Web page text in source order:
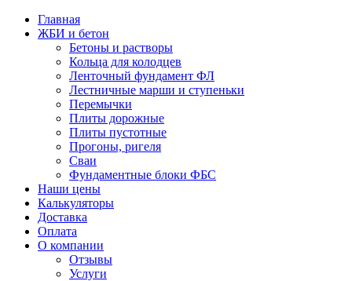
Главная
ЖБИ и бетон
Бетоны и растворы
Кольца для колодцев
Ленточный фундамент ФЛ
Лестничные марши и ступеньки
Перемычки
Плиты дорожные
Плиты пустотные
Прогоны, ригеля
Сваи
Фундаментные блоки ФБС
Наши цены
Калькуляторы
Доставка
Оплата
О компании
Отзывы
Услуги